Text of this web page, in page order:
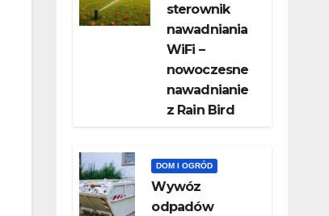
sterownik
nawadniania
WiFi –
nowoczesne
nawadnianie
z Rain Bird
DOM I OGRÓD
Wywóz
odpadów